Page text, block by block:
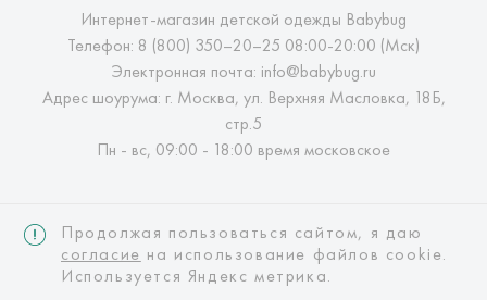
Интернет-магазин детской одежды Babybug
Телефон: 8 (800) 350–20–25 08:00-20:00 (Мск)
Электронная почта: info@babybug.ru
Адрес шоурума: г. Москва, ул. Верхняя Масловка, 18Б,
стр.5
Пн - вс, 09:00 - 18:00 время московское
Продолжая пользоваться сайтом, я даю
согласие на использование файлов cookie.
Используется Яндекс метрика.